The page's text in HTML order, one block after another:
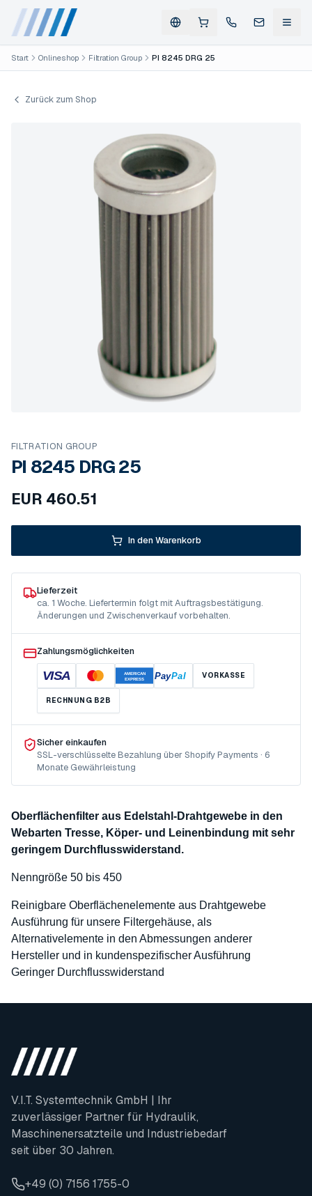
Start Onlineshop Filtration Group PI 8245 DRG 25
Zurück zum Shop
FILTRATION GROUP
PI 8245 DRG 25
EUR 460.51
In den Warenkorb
Lieferzeit
ca. 1 Woche. Liefertermin folgt mit Auftragsbestätigung.
Änderungen und Zwischenverkauf vorbehalten.
Zahlungsmöglichkeiten
VISA
AMERICAN
EXPRESS
PayPal VORKASSE
RECHNUNG B2B
Sicher einkaufen
SSL-verschlüsselte Bezahlung über Shopify Payments · 6
Monate Gewährleistung
Oberflächenfilter aus Edelstahl-Drahtgewebe in den
Webarten Tresse, Köper- und Leinenbindung mit sehr
geringem Durchflusswiderstand.
Nenngröße 50 bis 450
Reinigbare Oberflächenelemente aus Drahtgewebe
Ausführung für unsere Filtergehäuse, als
Alternativelemente in den Abmessungen anderer
Hersteller und in kundenspezifischer Ausführung
Geringer Durchflusswiderstand
V.I.T. Systemtechnik GmbH | Ihr
zuverlässiger Partner für Hydraulik,
Maschinenersatzteile und Industriebedarf
seit über 30 Jahren.
+49 (0) 7156 1755-0